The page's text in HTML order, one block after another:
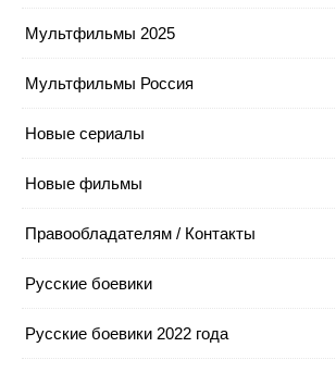
Мультфильмы 2025
Мультфильмы Россия
Новые сериалы
Новые фильмы
Правообладателям / Контакты
Русские боевики
Русские боевики 2022 года